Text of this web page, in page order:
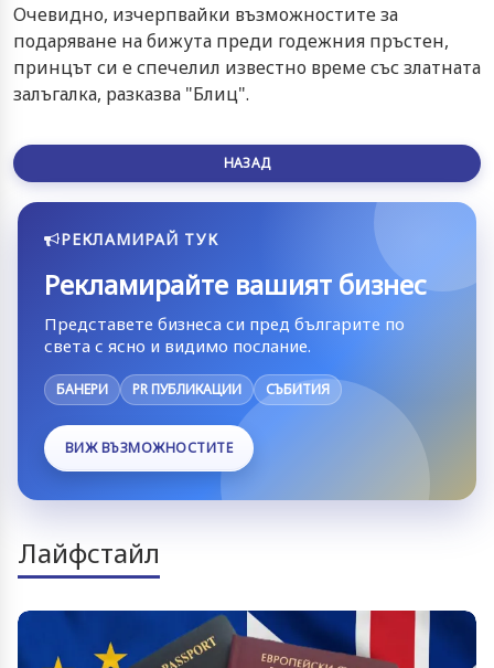
Очевидно, изчерпвайки възможностите за
подаряване на бижута преди годежния пръстен,
принцът си е спечелил известно време със златната
залъгалка, разказва "Блиц".
НАЗАД
РЕКЛАМИРАЙ ТУК
Рекламирайте вашият бизнес
Представете бизнеса си пред българите по
света с ясно и видимо послание.
БАНЕРИ PR ПУБЛИКАЦИИ СЪБИТИЯ
ВИЖ ВЪЗМОЖНОСТИТЕ
Лайфстайл